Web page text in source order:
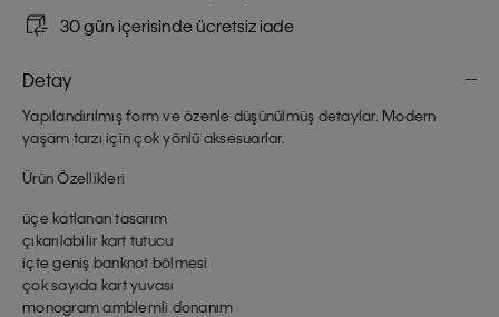
30 gün içerisinde ücretsiz iade
Detay
Yapılandırılmış form ve özenle düşünülmüş detaylar. Modern
yaşam tarzı için çok yönlü aksesuarlar.
Ürün Özellikleri
üçe katlanan tasarım
çıkarılabilir kart tutucu
içte geniş banknot bölmesi
çok sayıda kart yuvası
monogram amblemli donanım